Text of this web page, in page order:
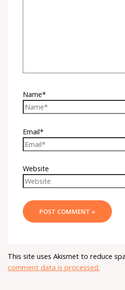
Name*
Email*
Website
This site uses Akismet to reduce
comment data is processed.